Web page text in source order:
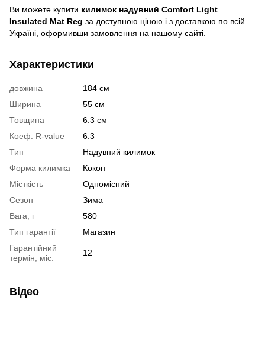
Ви можете купити килимок надувний Comfort Light
Insulated Mat Reg за доступною ціною і з доставкою по всій
Україні, оформивши замовлення на нашому сайті.
Характеристики
довжина
184 см
Ширина
55 см
Товщина
6.3 см
Коеф. R-value
6.3
Тип
Надувний килимок
Форма килимка
Кокон
Місткість
Одномісний
Сезон
Зима
Вага, г
580
Тип гарантії
Магазин
Гарантійний
термін, міс.
12
Відео